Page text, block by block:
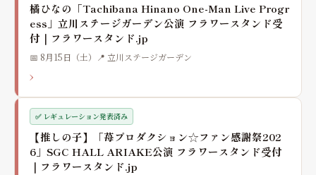
橘ひなの「Tachibana Hinano One-Man Live Progr
ess」立川ステージガーデン公演 フラワースタンド受
付｜フラワースタンド.jp
📅 8月15日（土） 📍 立川ステージガーデン
›
✅ レギュレーション発表済み
【推しの子】「苺プロダクション☆ファン感謝祭202
6」SGC HALL ARIAKE公演 フラワースタンド受付
｜フラワースタンド.jp